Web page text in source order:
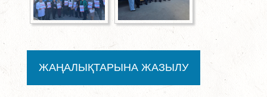
ЖАҢАЛЫҚТАРЫНА ЖАЗЫЛУ